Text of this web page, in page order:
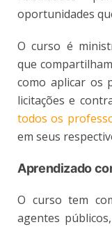
oportunidades
O curso é
que
como aplicar os
licitações e
todos os
em seus
Aprendizado
O curso tem
agentes